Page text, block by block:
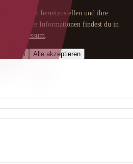
technisch bereitzustellen und ihre
Weitere Informationen findest du in
Impressum.
Alle akzeptieren